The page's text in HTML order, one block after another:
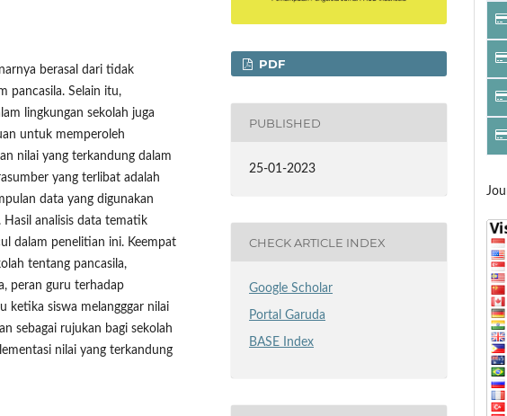
berasal dari tidak
pancasila. Selain itu,
lingkungan sekolah juga
untuk memperoleh
nilai yang terkandung dalam
yang terlibat adalah
data yang digunakan
analisis data tematik
dalam penelitian ini. Keempat
tentang pancasila,
peran guru terhadap
ketika siswa melangggar nilai
sebagai rujukan bagi sekolah
nilai yang terkandung
PDF
PUBLISHED
25-01-2023
CHECK ARTICLE INDEX
Google Scholar
Portal Garuda
BASE Index